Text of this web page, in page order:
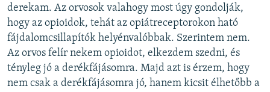
derekam. Az orvosok valahogy most úgy gondolják,
hogy az opioidok, tehát az opiátreceptorokon ható
fájdalomcsillapítók helyénvalóbbak. Szerintem nem.
Az orvos felír nekem opioidot, elkezdem szedni, és
tényleg jó a derékfájásomra. Majd azt is érzem, hogy
nem csak a derékfájásomra jó, hanem kicsit élhetőbb a